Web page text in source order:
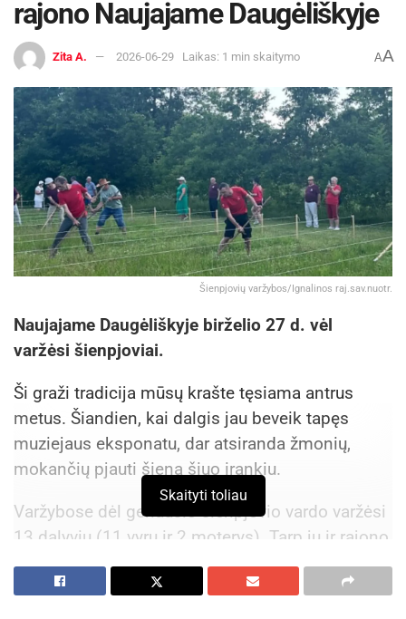
rajono Naujajame Daugėliškyje
Zita A. 2026-06-29 Laikas: 1 min skaitymo AA
Šienpjovių varžybos/Ignalinos raj.sav.nuotr.
Naujajame Daugėliškyje birželio 27 d. vėl
varžėsi šienpjoviai.
Ši graži tradicija mūsų krašte tęsiama antrus
metus. Šiandien, kai dalgis jau beveik tapęs
muziejaus eksponatu, dar atsiranda žmonių,
mokančių pjauti šieną šiuo įrankiu.
Varžybose dėl geriausio šienpjovio vardo varžėsi
13 dalyvių (11 vyrų ir 2 moterys). Tarp jų ir rajono
meras Laimutis Ragaišis bei savivaldybės
tarybos narys Giedrius Palenčius.
Skaityti toliau